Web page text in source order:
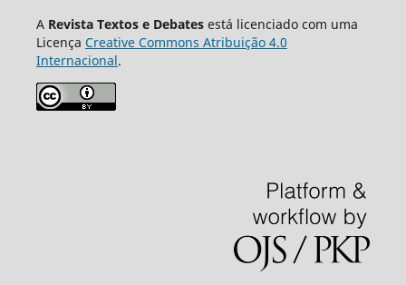
A Revista Textos e Debatesestá licenciado com uma
Licença Creative Commons Atribuição 4.0
Internacional.